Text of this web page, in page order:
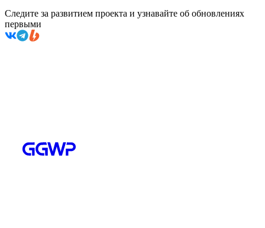
Следите за развитием проекта и узнавайте об обновлениях
первыми